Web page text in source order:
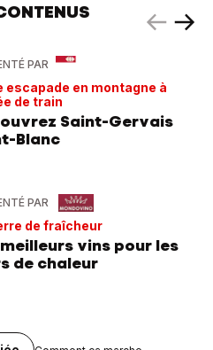
PAR
escapade en montagne à
de train
Saint-Gervais
Blanc
PAR
de fraîcheur
vins pour les
de chaleur